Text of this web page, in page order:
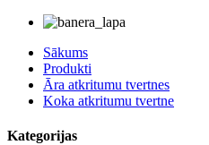
Sākums
Produkti
Āra atkritumu tvertnes
Koka atkritumu tvertne
Kategorijas